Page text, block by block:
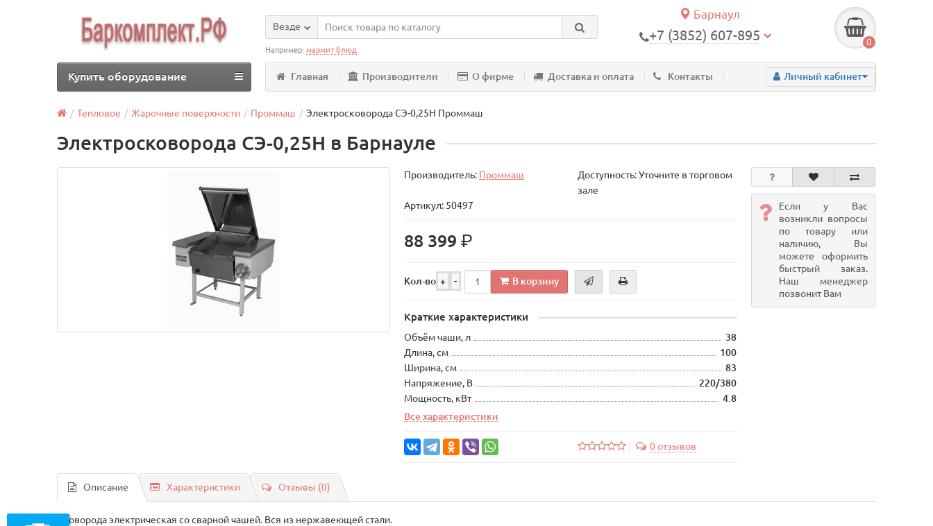
Барнаул
+7 (3852) 607-895 0
Везде
Например:мармит блюд
Главная Производители О фирме Доставка и оплата Контакты Личный кабинет
Купить оборудование
Тепловое Жарочные поверхности Проммаш Электросковорода СЭ-0,25Н Проммаш
Электросковорода СЭ-0,25Н в Барнауле
Производитель: Проммаш
Доступность: Уточните в торговом
зале
Артикул: 50497
88 399р.
Кол-во + - В корзину
Краткие характеристики
Объём чаши, л
38
Длина, см
100
Ширина, см
83
Напряжение, В
220/380
Мощность, кВт
4.8
Все характеристики
0 отзывов
Если у Вас
возникли вопросы
по товару или
наличию, Вы
можете оформить
быстрый заказ.
Наш менеджер
позвонит Вам
Описание Характеристики Отзывы (0)
Сковорода электрическая со сварной чашей. Вся из нержавеющей стали.